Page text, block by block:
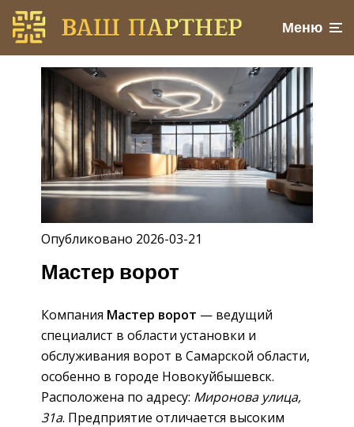
Меню
Опубликовано 2026-03-21
Мастер ворот
Компания Мастер ворот — ведущий
специалист в области установки и
обслуживания ворот в Самарской области,
особенно в городе Новокуйбышевск.
Расположена по адресу: Миронова улица,
31а. Предприятие отличается высоким